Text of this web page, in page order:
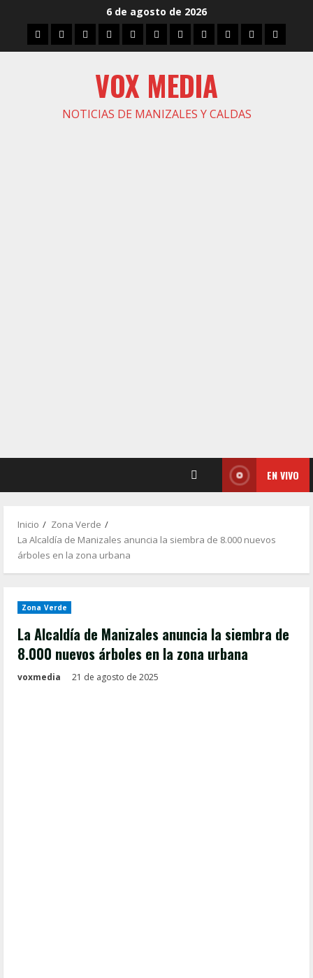
contenido
6 de agosto de 2026
InicioCaldasManizales
PolíticaMunicipios
Vías
Zona
Verde
Caricatura
ConarteCrónicas
VOX MEDIA
NOTICIAS DE MANIZALES Y CALDAS
EN VIVO
Inicio
Zona Verde
La Alcaldía de Manizales anuncia la siembra de 8.000 nuevos
árboles en la zona urbana
Zona Verde
La Alcaldía de Manizales anuncia la siembra de
8.000 nuevos árboles en la zona urbana
voxmedia 21 de agosto de 2025